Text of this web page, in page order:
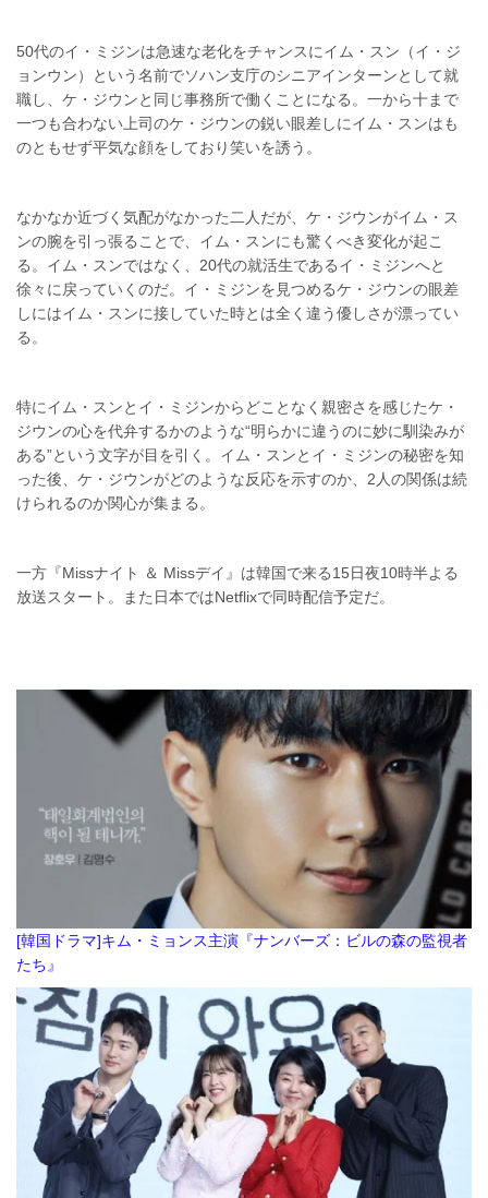
50代のイ・ミジンは急速な老化をチャンスにイム・スン（イ・ジ
ョンウン）という名前でソハン支庁のシニアインターンとして就
職し、ケ・ジウンと同じ事務所で働くことになる。一から十まで
一つも合わない上司のケ・ジウンの鋭い眼差しにイム・スンはも
のともせず平気な顔をしており笑いを誘う。
なかなか近づく気配がなかった二人だが、ケ・ジウンがイム・ス
ンの腕を引っ張ることで、イム・スンにも驚くべき変化が起こ
る。イム・スンではなく、20代の就活生であるイ・ミジンへと
徐々に戻っていくのだ。イ・ミジンを見つめるケ・ジウンの眼差
しにはイム・スンに接していた時とは全く違う優しさが漂ってい
る。
特にイム・スンとイ・ミジンからどことなく親密さを感じたケ・
ジウンの心を代弁するかのような“明らかに違うのに妙に馴染みが
ある”という文字が目を引く。イム・スンとイ・ミジンの秘密を知
った後、ケ・ジウンがどのような反応を示すのか、2人の関係は続
けられるのか関心が集まる。
一方『Missナイト ＆ Missデイ』は韓国で来る15日夜10時半よる
放送スタート。また日本ではNetflixで同時配信予定だ。
[韓国ドラマ]キム・ミョンス主演『ナンバーズ：ビルの森の監視者
たち』